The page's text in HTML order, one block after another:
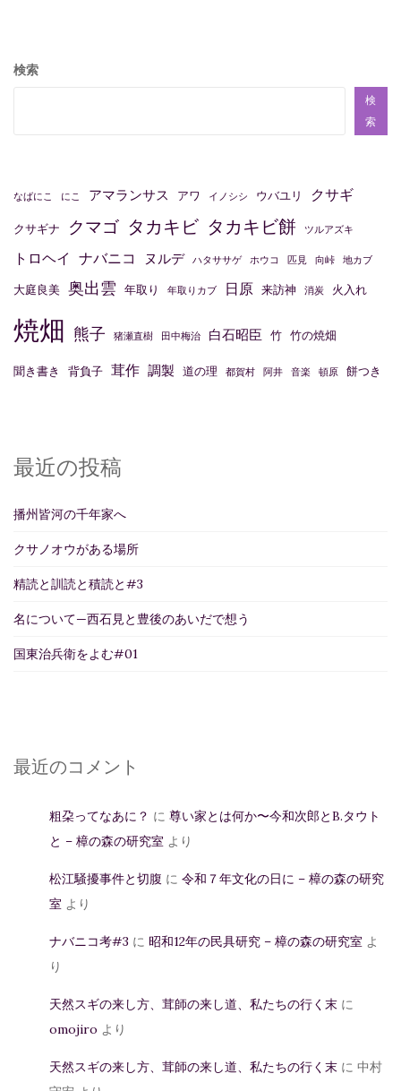
ゲ
ン
検索
検
索
なばにこ にこ アマランサス アワ イノシシ ウバユリ クサギ
クサギナ クマゴ タカキビ タカキビ餅 ツルアズキ
トロヘイ ナバニコ ヌルデ ハタササゲ ホウコ 匹見 向峠 地カブ
大庭良美 奥出雲 年取り 年取りカブ 日原 来訪神 消炭 火入れ
焼畑 熊子 猪瀬直樹 田中梅治 白石昭臣 竹 竹の焼畑
聞き書き 背負子 茸作 調製 道の理 都賀村 阿井 音楽 頓原 餅つき
最近の投稿
播州皆河の千年家へ
クサノオウがある場所
精読と訓読と積読と#3
名について—西石見と豊後のあいだで想う
国東治兵衛をよむ#01
最近のコメント
粗朶ってなあに？ に 尊い家とは何か〜今和次郎とB.タウト
と – 樟の森の研究室 より
松江騒擾事件と切腹 に 令和７年文化の日に – 樟の森の研究
室 より
ナバニコ考#3 に 昭和12年の民具研究 – 樟の森の研究室 よ
り
天然スギの来し方、茸師の来し道、私たちの行く末 に
omojiro より
天然スギの来し方、茸師の来し道、私たちの行く末 に 中村